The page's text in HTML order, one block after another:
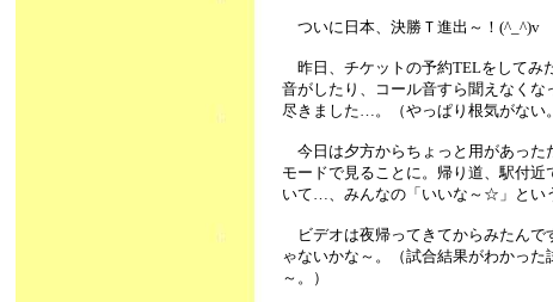
ついに日本、決勝Ｔ進出～！(^_^)v
昨日、チケットの予約TELをしてみ
音がしたり、コール音すら聞えなく
尽きました…。（やっぱり根気がない
今日は夕方からちょっと用があった
モードで見ることに。帰り道、駅付
いて…、みんなの「いいな～☆」とい
ビデオは夜帰ってきてからみたんで
ゃないかな～。（試合結果がわかっ
～。）